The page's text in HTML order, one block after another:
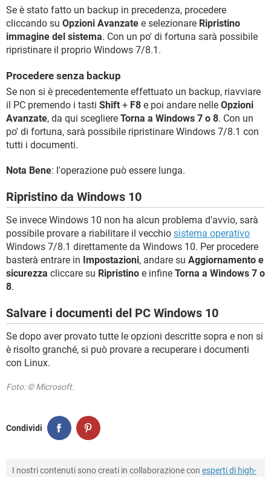
Se è stato fatto un backup in precedenza, procedere
cliccando su Opzioni Avanzate e selezionare Ripristino
immagine del sistema. Con un po' di fortuna sarà possibile
ripristinare il proprio Windows 7/8.1.
Procedere senza backup
Se non si è precedentemente effettuato un backup, riavviare
il PC premendo i tasti Shift + F8 e poi andare nelle Opzioni
Avanzate, da qui scegliere Torna a Windows 7 o 8. Con un
po' di fortuna, sarà possibile ripristinare Windows 7/8.1 con
tutti i documenti.
Nota Bene: l'operazione può essere lunga.
Ripristino da Windows 10
Se invece Windows 10 non ha alcun problema d'avvio, sarà
possibile provare a riabilitare il vecchio sistema operativo
Windows 7/8.1 direttamente da Windows 10. Per procedere
basterà entrare in Impostazioni, andare su Aggiornamento e
sicurezza cliccare su Ripristino e infine Torna a Windows 7 o
8.
Salvare i documenti del PC Windows 10
Se dopo aver provato tutte le opzioni descritte sopra e non si
è risolto granché, si può provare a recuperare i documenti
con Linux.
Foto: © Microsoft.
Condividi
I nostri contenuti sono creati in collaborazione con esperti di high-